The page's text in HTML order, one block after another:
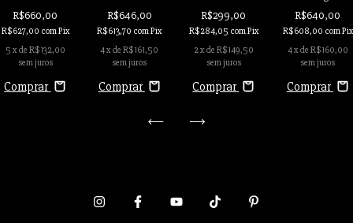
R$660,00
R$627,00 comPix
5 x de R$132,00
sem juros
Comprar
R$646,00
R$613,70 comPix
4x deR$161,50
sem juros
Comprar
R$299,00
R$284,05 comPix
2x de R$149,50
sem juros
Comprar
R$640,00
R$608,00 comPix
4x de R$160,00
sem juros
Comprar